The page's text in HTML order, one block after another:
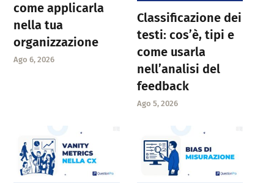
come applicarla
nella tua
organizzazione
Ago 6, 2026
Classificazione dei
testi: cos’è, tipi e
come usarla
nell’analisi del
feedback
Ago 5, 2026